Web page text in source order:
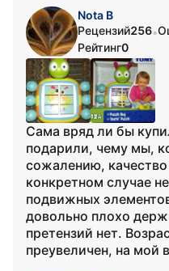
Nota B
Рецензий256•
Рейтинг0
Сама вряд ли бы
подарили, чему мы,
сожалению,
конкретном случае
подвижных
довольно плохо
претензий нет.
преувеличен, на мой